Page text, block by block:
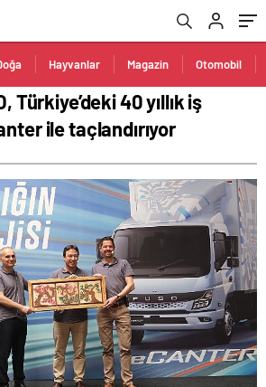
Hayvanlar Magazin Otomobil
Türkiye’deki 40 yıllık iş
ile taçlandırıyor